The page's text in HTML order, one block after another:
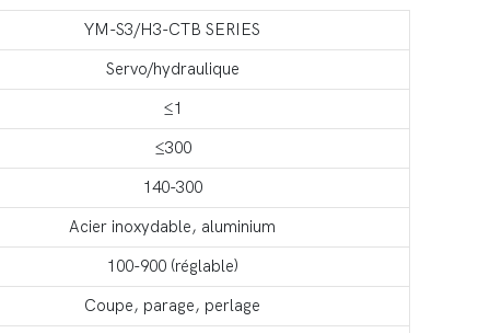
YM-S3/H3-CTB SERIES
Servo/hydraulique
≤1
≤300
140-300
Acier inoxydable, aluminium
100-900 (réglable)
Coupe, parage, perlage